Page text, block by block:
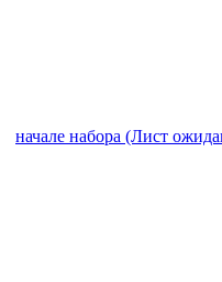
начале набора (Лист